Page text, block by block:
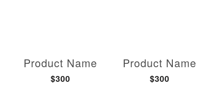
Product Name
$300
Product Name
$300